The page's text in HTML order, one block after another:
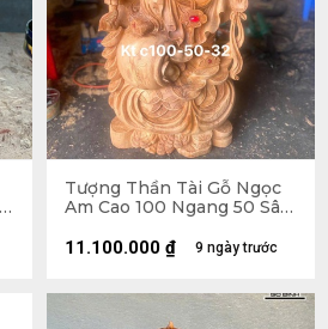
Tượng Thần Tài Gỗ Ngọc
Am Cao 100 Ngang 50 Sâu
9 ngày trước
11.100.000 ₫